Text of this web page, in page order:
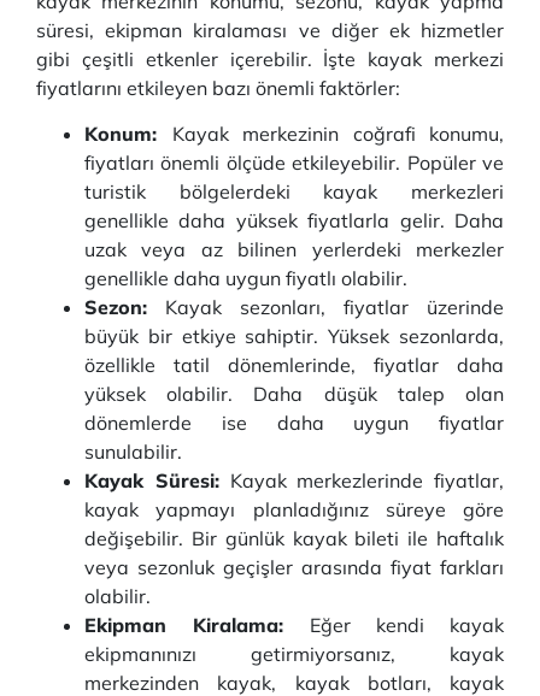
süresi, ekipman kiralaması ve diğer ek hizmetler
gibi çeşitli etkenler içerebilir. İşte kayak merkezi
fiyatlarını etkileyen bazı önemli faktörler:
Konum: Kayak merkezinin coğrafi konumu,
fiyatları önemli ölçüde etkileyebilir. Popüler ve
turistik bölgelerdeki kayak merkezleri
genellikle daha yüksek fiyatlarla gelir. Daha
uzak veya az bilinen yerlerdeki merkezler
genellikle daha uygun fiyatlı olabilir.
Sezon: Kayak sezonları, fiyatlar üzerinde
büyük bir etkiye sahiptir. Yüksek sezonlarda,
özellikle tatil dönemlerinde, fiyatlar daha
yüksek olabilir. Daha düşük talep olan
dönemlerde ise daha uygun fiyatlar
sunulabilir.
Kayak Süresi:Kayak merkezlerinde fiyatlar,
kayak yapmayı planladığınız süreye göre
değişebilir. Bir günlük kayak bileti ile haftalık
veya sezonluk geçişler arasında fiyat farkları
olabilir.
Ekipman Kiralama: Eğer kendi kayak
ekipmanınızı getirmiyorsanız, kayak
merkezinden kayak, kayak botları, kayak